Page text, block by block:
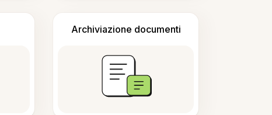
Archiviazione documenti